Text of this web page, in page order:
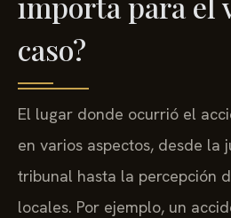
caso?
El lugar donde ocurrió el
en varios aspectos, desde la
tribunal hasta la percepción
locales. Por ejemplo, un